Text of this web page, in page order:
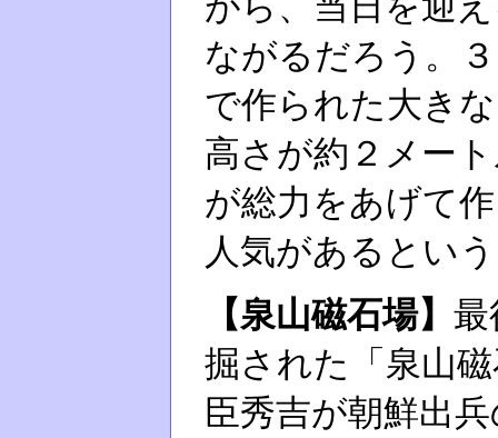
ながるだろう。
で作られた大き
高さが約２メー
が総力をあげて
人気があるとい
【泉山磁石場】 最
掘された「泉山
臣秀吉が朝鮮出